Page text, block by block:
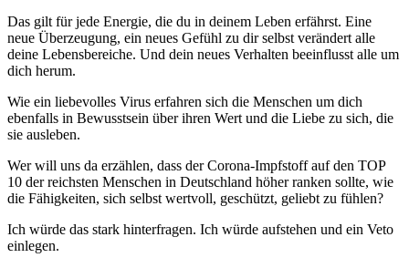
Das gilt für jede Energie, die du in deinem Leben erfährst. Eine
neue Überzeugung, ein neues Gefühl zu dir selbst verändert alle
deine Lebensbereiche. Und dein neues Verhalten beeinflusst alle um
dich herum.
Wie ein liebevolles Virus erfahren sich die Menschen um dich
ebenfalls in Bewusstsein über ihren Wert und die Liebe zu sich, die
sie ausleben.
Wer will uns da erzählen, dass der Corona-Impfstoff auf den TOP
10 der reichsten Menschen in Deutschland höher ranken sollte, wie
die Fähigkeiten, sich selbst wertvoll, geschützt, geliebt zu fühlen?
Ich würde das stark hinterfragen. Ich würde aufstehen und ein Veto
einlegen.